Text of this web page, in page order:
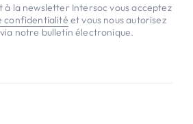
à la newsletter Intersoc vous acceptez
confidentialité et vous nous autorisez
notre bulletin électronique.